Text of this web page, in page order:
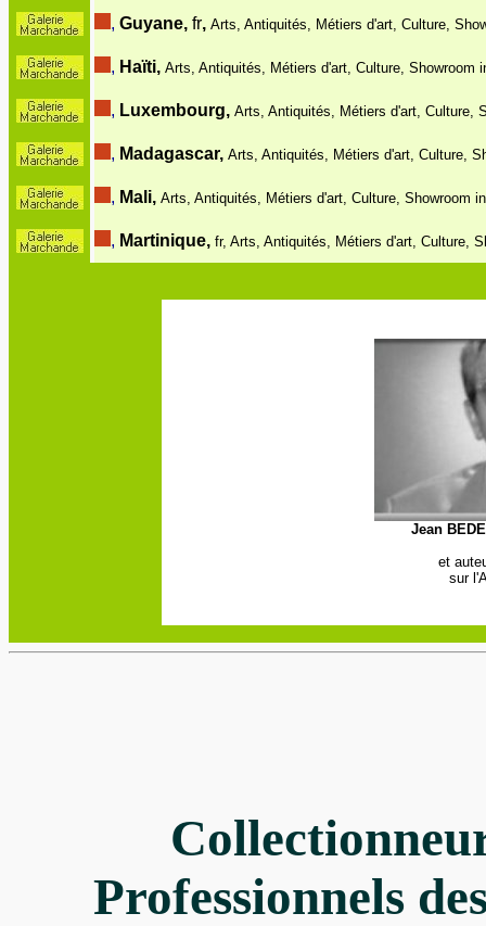
, Guyane, fr, Arts, Antiquités, Métiers d'art, Culture,
, Haïti, Arts, Antiquités, Métiers d'art, Culture, Showroom
, Luxembourg, Arts, Antiquités, Métiers d'art, Culture,
, Madagascar, Arts, Antiquités, Métiers d'art, Culture,
, Mali, Arts, Antiquités, Métiers d'art, Culture, Showroom
, Martinique, fr, Arts, Antiquités, Métiers d'art, Culture,
Jean
et
sur
Professionnels